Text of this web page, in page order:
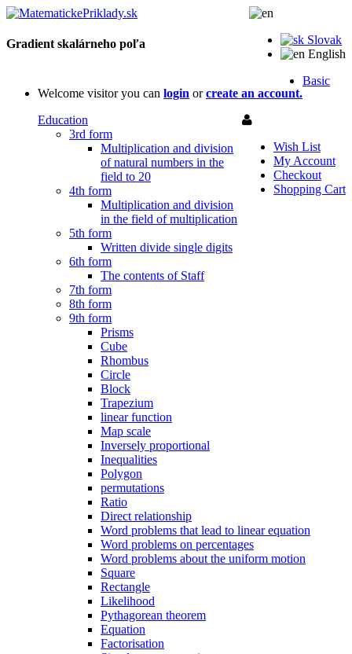
Slovak
English
Welcome visitor you can login orcreate an account.
Wish List
My Account
Checkout
Shopping Cart
Gradient skalárneho poľa
Basic
Education
3rd form
Multiplication and division
of natural numbers in the
field to 20
4th form
Multiplication and division
in the field of multiplication
5th form
Written divide single digits
6th form
The contents of Staff
7th form
8th form
9th form
Prisms
Cube
Rhombus
Circle
Block
Trapezium
linear function
Map scale
Inversely proportional
Inequalities
Polygon
permutations
Ratio
Direct relationship
Word problems that lead to linear equation
Word problems on percentages
Word problems about the uniform motion
Square
Rectangle
Likelihood
Pythagorean theorem
Equation
Factorisation